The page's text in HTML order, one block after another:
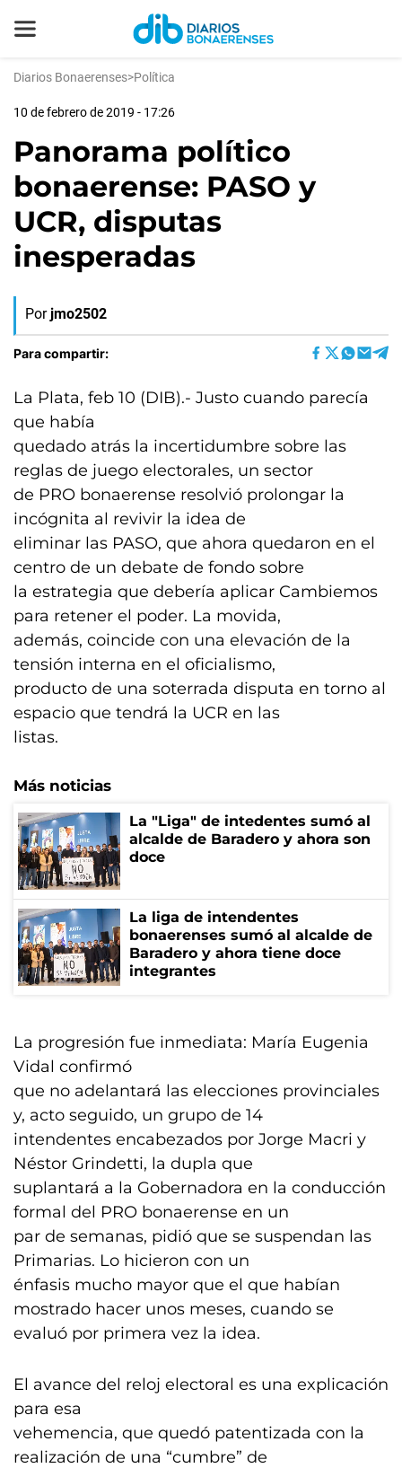
Diarios Bonaerenses>Política
10 de febrero de 2019 - 17:26
Panorama político
bonaerense: PASO y
UCR, disputas
inesperadas
Por jmo2502
Para compartir:
La Plata, feb 10 (DIB).- Justo cuando parecía
que había
quedado atrás la incertidumbre sobre las
reglas de juego electorales, un sector
de PRO bonaerense resolvió prolongar la
incógnita al revivir la idea de
eliminar las PASO, que ahora quedaron en el
centro de un debate de fondo sobre
la estrategia que debería aplicar Cambiemos
para retener el poder. La movida,
además, coincide con una elevación de la
tensión interna en el oficialismo,
producto de una soterrada disputa en torno al
espacio que tendrá la UCR en las
listas.
Más noticias
La "Liga" de intedentes sumó al
alcalde de Baradero y ahora son
doce
La liga de intendentes
bonaerenses sumó al alcalde de
Baradero y ahora tiene doce
integrantes
La progresión fue inmediata: María Eugenia
Vidal confirmó
que no adelantará las elecciones provinciales
y, acto seguido, un grupo de 14
intendentes encabezados por Jorge Macri y
Néstor Grindetti, la dupla que
suplantará a la Gobernadora en la conducción
formal del PRO bonaerense en un
par de semanas, pidió que se suspendan las
Primarias. Lo hicieron con un
énfasis mucho mayor que el que habían
mostrado hacer unos meses, cuando se
evaluó por primera vez la idea.
El avance del reloj electoral es una explicación
para esa
vehemencia, que quedó patentizada con la
realización de una “cumbre” de